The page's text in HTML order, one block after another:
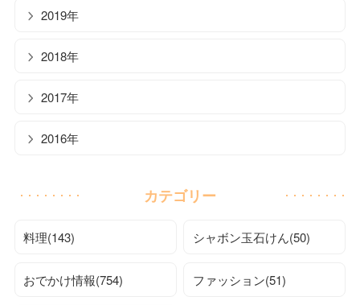
2019年
2018年
2017年
2016年
カテゴリー
料理(143) シャボン玉石けん(50)
おでかけ情報(754) ファッション(51)